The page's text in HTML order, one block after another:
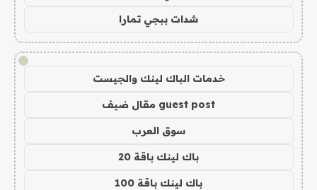
شدات ببجي تمارا
!
خدمات الباك لينك والجيست
guest post مقال ضيف
سوق العرب
باك لينك باقة 20
باك لينك باقة 100